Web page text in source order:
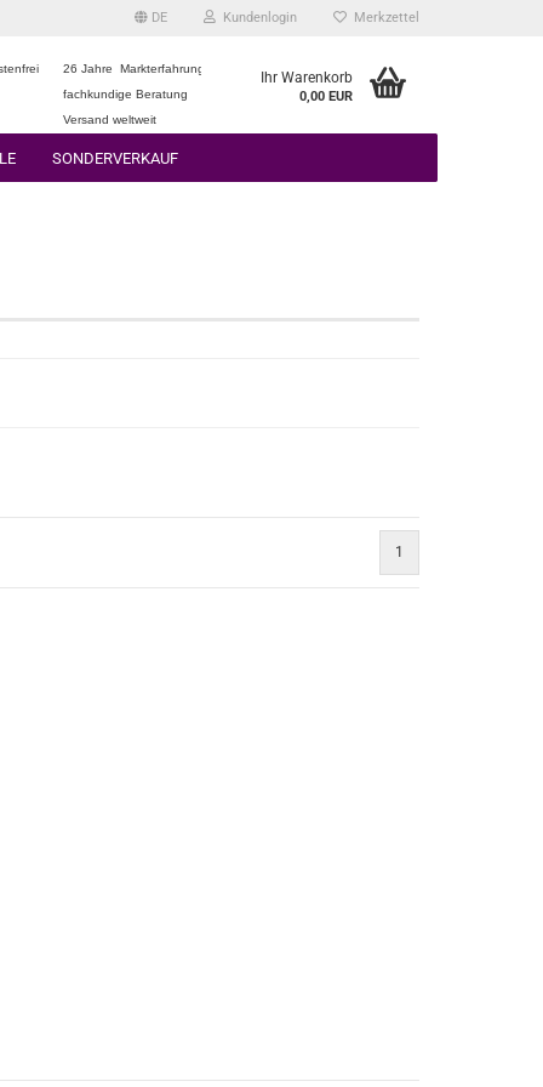
DE Kundenlogin Merkzettel
26 Jahre Markterfahrung
fachkundige Beratung
Versand weltweit
Ihr Warenkorb
0,00 EUR
SONDERVERKAUF
1